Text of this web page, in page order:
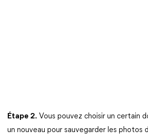
Étape 2. Vous pouvez choisir un certain
un nouveau pour sauvegarder les photos